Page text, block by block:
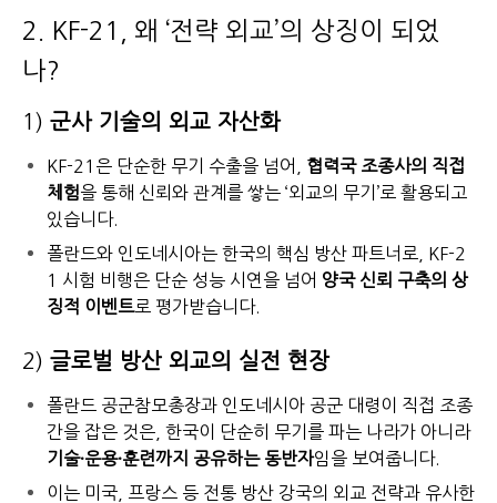
2. KF-21, 왜 ‘전략 외교’의 상징이 되었
나?
1) 군사 기술의 외교 자산화
KF-21은 단순한 무기 수출을 넘어, 협력국 조종사의 직접
체험을 통해 신뢰와 관계를 쌓는 ‘외교의 무기’로 활용되고
있습니다.
폴란드와 인도네시아는 한국의 핵심 방산 파트너로, KF-2
1 시험 비행은 단순 성능 시연을 넘어 양국 신뢰 구축의 상
징적 이벤트로 평가받습니다.
2) 글로벌 방산 외교의 실전 현장
폴란드 공군참모총장과 인도네시아 공군 대령이 직접 조종
간을 잡은 것은, 한국이 단순히 무기를 파는 나라가 아니라
기술·운용·훈련까지 공유하는 동반자임을 보여줍니다.
이는 미국, 프랑스 등 전통 방산 강국의 외교 전략과 유사한